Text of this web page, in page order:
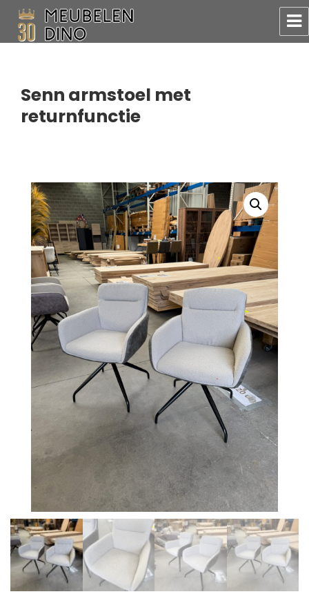
Senn armstoel met
returnfunctie